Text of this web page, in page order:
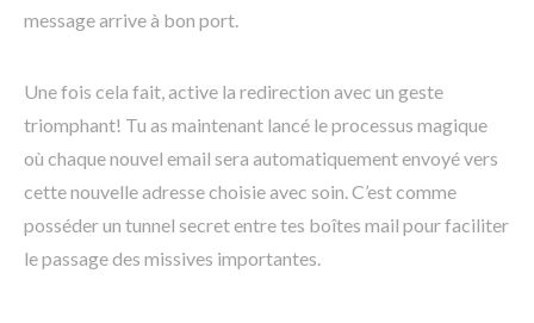
message arrive à bon port.
Une fois cela fait, active la redirection avec un geste
triomphant! Tu as maintenant lancé le processus magique
où chaque nouvel email sera automatiquement envoyé vers
cette nouvelle adresse choisie avec soin. C’est comme
posséder un tunnel secret entre tes boîtes mail pour faciliter
le passage des missives importantes.